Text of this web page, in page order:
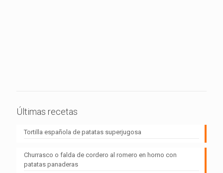
Últimas recetas
Tortilla española de patatas superjugosa
Churrasco o falda de cordero al romero en horno con
patatas panaderas